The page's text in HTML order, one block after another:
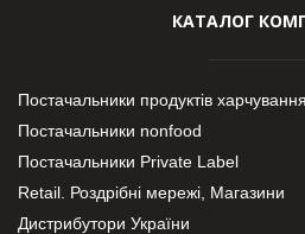
КАТАЛОГ
Постачальники продуктів харчування
Постачальники nonfood
Постачальники Private Label
Retail. Роздрібні мережі, Магазини
Дистрибутори України